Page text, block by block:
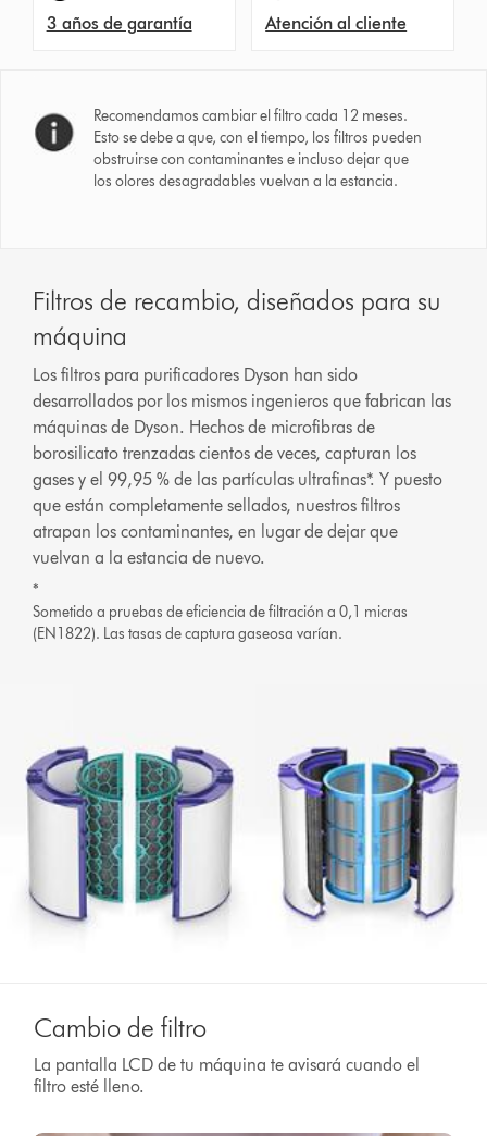
3 años de garantía Atención al cliente
Recomendamos cambiar el filtro cada 12 meses.
Esto se debe a que, con el tiempo, los filtros pueden
obstruirse con contaminantes e incluso dejar que
los olores desagradables vuelvan a la estancia.
Filtros de recambio, diseñados para su
máquina
Los filtros para purificadores Dyson han sido
desarrollados por los mismos ingenieros que fabrican las
máquinas de Dyson. Hechos de microfibras de
borosilicato trenzadas cientos de veces, capturan los
gases y el 99,95 % de las partículas ultrafinas*. Y puesto
que están completamente sellados, nuestros filtros
atrapan los contaminantes, en lugar de dejar que
vuelvan a la estancia de nuevo.
*
Sometido a pruebas de eficiencia de filtración a 0,1 micras
(EN1822). Las tasas de captura gaseosa varían.
Cambio de filtro
La pantalla LCD de tu máquina te avisará cuando el
filtro esté lleno.